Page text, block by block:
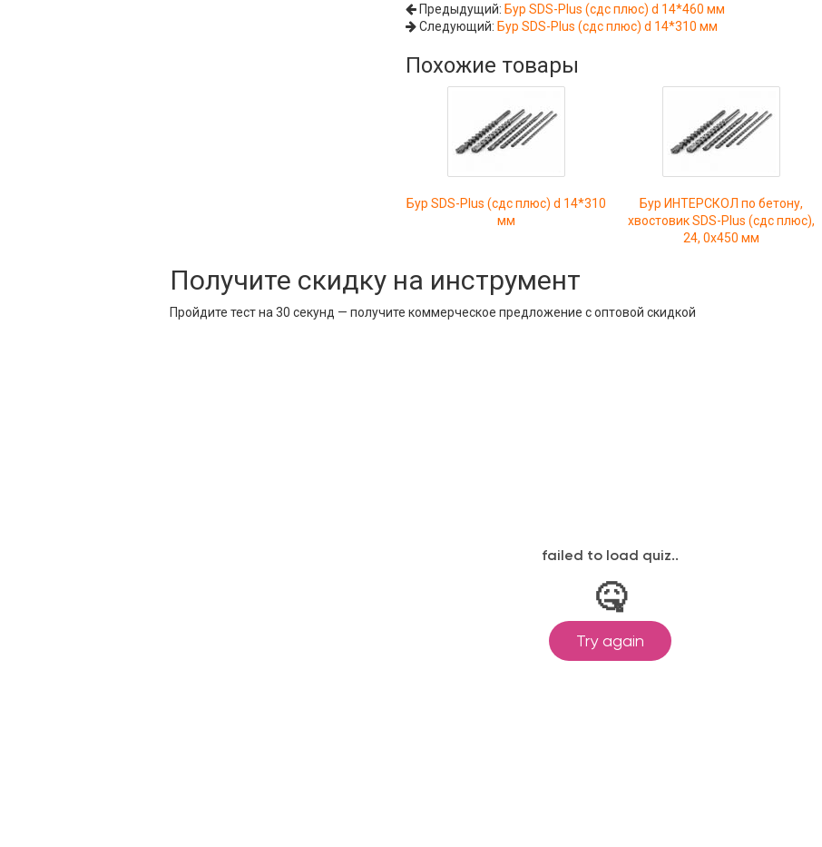
Предыдущий: Бур SDS-Plus (сдс плюс) d 14*460 мм
Следующий: Бур SDS-Plus (сдс плюс) d 14*310 мм
Похожие товары
Бур SDS-Plus (сдс плюс) d 14*310
мм
Бур ИНТЕРСКОЛ по бетону,
хвостовик SDS-Plus (сдс плюс),
24, 0x450 мм
Получите скидку на инструмент
Пройдите тест на 30 секунд — получите коммерческое предложение с оптовой скидкой